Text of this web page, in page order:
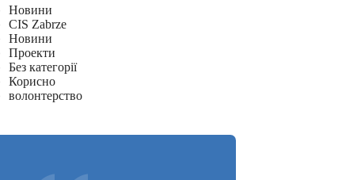
Новини
CIS Zabrze
Новини
Проекти
Без категорії
Корисно
волонтерство